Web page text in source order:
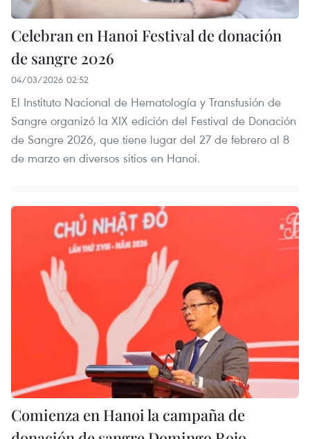
Celebran en Hanoi Festival de donación
de sangre 2026
04/03/2026 02:52
El Instituto Nacional de Hematología y Transfusión de
Sangre organizó la XIX edición del Festival de Donación
de Sangre 2026, que tiene lugar del 27 de febrero al 8
de marzo en diversos sitios en Hanoi.
Comienza en Hanoi la campaña de